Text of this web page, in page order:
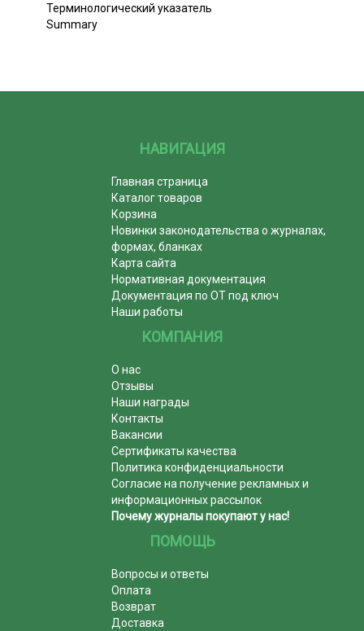
Терминологический указатель
Summary
НАВИГАЦИЯ
Главная страница
Каталог товаров
Корзина
Новинки законодательства о журналах,
формах, бланках
Карта сайта
Нормативная документация
Документация по ОТ под ключ
Наши работы
КОМПАНИЯ
О нас
Отзывы
Наши награды
Контакты
Вакансии
Сертификаты качества
Политика конфиденциальности
Согласие на получение рекламных и
информационных рассылок
Почему журналы покупают у нас!
ПОМОЩЬ
Вопросы и ответы
Оплата
Возврат
Доставка